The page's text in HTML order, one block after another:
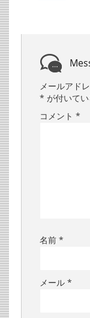
メールアド
* が付いて
コメント *
名前 *
メール *